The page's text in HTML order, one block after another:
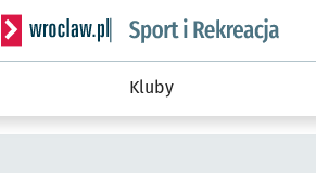
Serwis informacyjny wroclaw.pl
Kluby